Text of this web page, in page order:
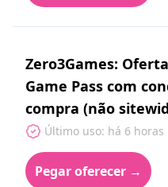
Zero3Games:
Game Pass com
compra (não
Último uso: há 6 horas
Pegar oferecer →